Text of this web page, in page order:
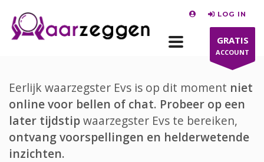
LOG IN
GRATIS
ACCOUNT
Eerlijk waarzegster Evs is op dit moment niet
online voor bellen of chat. Probeer op een
later tijdstipwaarzegster Evs te bereiken,
ontvang voorspellingen en helderwetende
inzichten.